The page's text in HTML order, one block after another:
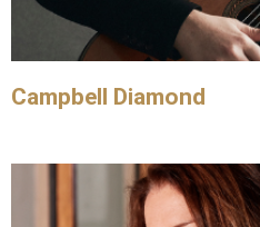
Campbell Diamond